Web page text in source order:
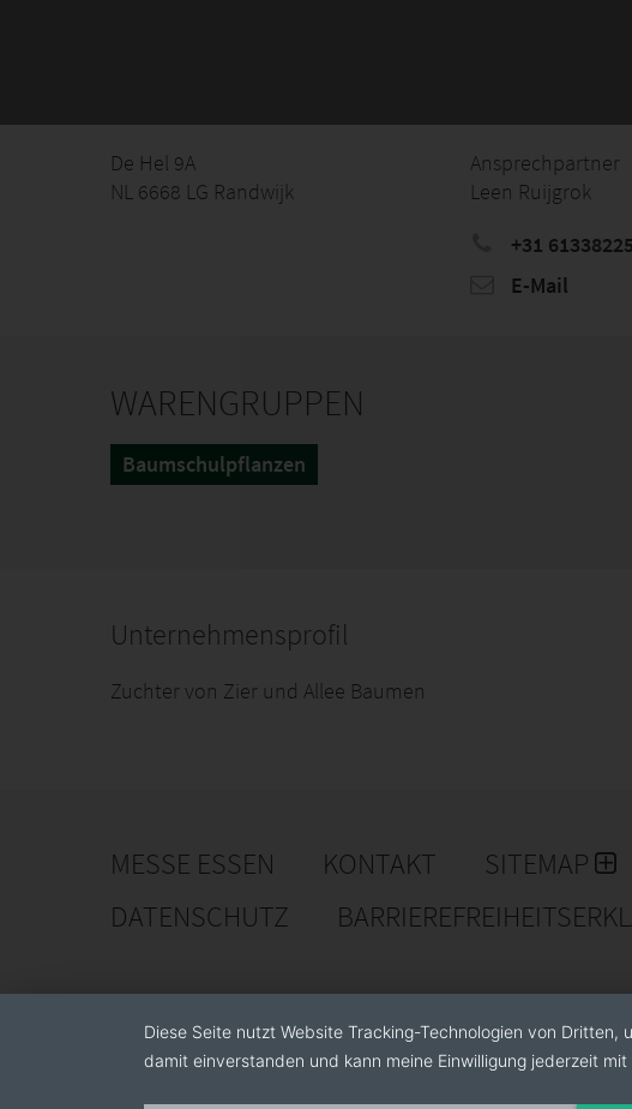
De Hel 9A
NL 6668 LG Randwijk
Ansprechpartner
Leen Ruijgrok
+31
E-Mail
WARENGRUPPEN
Baumschulpflanzen
Unternehmensprofil
Zuchter von Zier und Allee Baumen
MESSE ESSEN KONTAKT SITEMAP
DATENSCHUTZ
Diese Seite nutzt Website Tracking-Technologien von
damit einverstanden und kann meine Einwilligung jederzeit